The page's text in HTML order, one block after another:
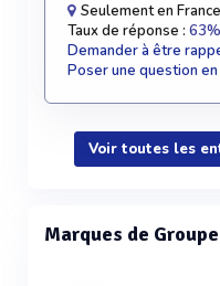
Seulement en France
Taux de réponse : 63%
Demander à être
Poser une question
Voir toutes les
Marques de